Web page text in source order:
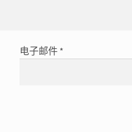
电子邮件 *